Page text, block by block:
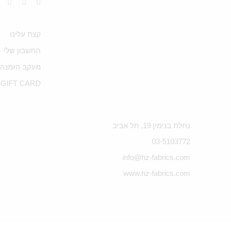
נחלת בנימין 19, תל אביב
03-5103772
info@hz-fabrics.com
www.hz-fabrics.com
קצת עלינו
החשבון שלי
מעקב הזמנה
GIFT CARD